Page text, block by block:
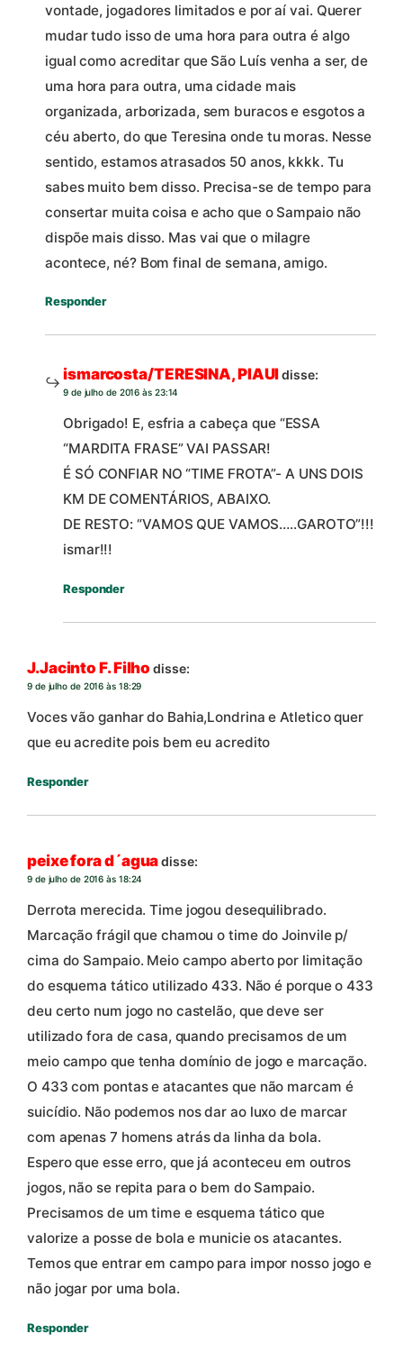
vontade, jogadores limitados e por aí vai. Querer
mudar tudo isso de uma hora para outra é algo
igual como acreditar que São Luís venha a ser, de
uma hora para outra, uma cidade mais
organizada, arborizada, sem buracos e esgotos a
céu aberto, do que Teresina onde tu moras. Nesse
sentido, estamos atrasados 50 anos, kkkk. Tu
sabes muito bem disso. Precisa-se de tempo para
consertar muita coisa e acho que o Sampaio não
dispõe mais disso. Mas vai que o milagre
acontece, né? Bom final de semana, amigo.
Responder
ismarcosta/TERESINA, PIAUIdisse:
9 de julho de 2016 às 23:14
Obrigado! E, esfria a cabeça que “ESSA
“MARDITA FRASE” VAI PASSAR!
É SÓ CONFIAR NO “TIME FROTA”- A UNS DOIS
KM DE COMENTÁRIOS, ABAIXO.
DE RESTO: “VAMOS QUE VAMOS…..GAROTO”!!!
ismar!!!
Responder
J.Jacinto F. Filho disse:
9 de julho de 2016 às 18:29
Voces vão ganhar do Bahia,Londrina e Atletico quer
que eu acredite pois bem eu acredito
Responder
peixe fora d´aguadisse:
9 de julho de 2016 às 18:24
Derrota merecida. Time jogou desequilibrado.
Marcação frágil que chamou o time do Joinvile p/
cima do Sampaio. Meio campo aberto por limitação
do esquema tático utilizado 433. Não é porque o 433
deu certo num jogo no castelão, que deve ser
utilizado fora de casa, quando precisamos de um
meio campo que tenha domínio de jogo e marcação.
O 433 com pontas e atacantes que não marcam é
suicídio. Não podemos nos dar ao luxo de marcar
com apenas 7 homens atrás da linha da bola.
Espero que esse erro, que já aconteceu em outros
jogos, não se repita para o bem do Sampaio.
Precisamos de um time e esquema tático que
valorize a posse de bola e municie os atacantes.
Temos que entrar em campo para impor nosso jogo e
não jogar por uma bola.
Responder